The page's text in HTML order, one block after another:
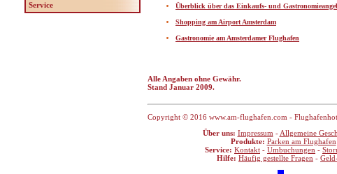
Überblick über das Einkaufs- und
Shopping am Airport Amsterdam
Gastronomie am Amsterdamer Flughafen
Alle Angaben ohne Gewähr.
Stand Januar 2009.
Copyright © 2016 www.am-flughafen.com -
Über uns: Impressum - Allgemeine
Produkte: Parken am Flughafen
Service: Kontakt - Umbuchungen -
Hilfe: Häufig gestellte Fragen -
Service